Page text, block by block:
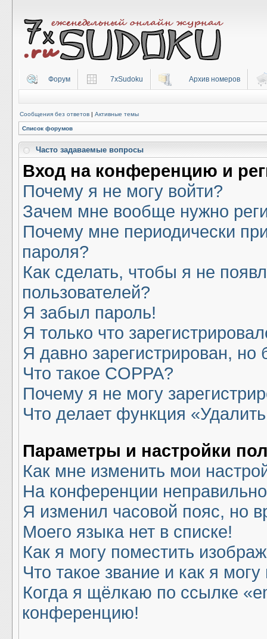
Форум 7xSudoku Архив номеров
Сообщения без ответов | Активные темы
Список форумов
Часто задаваемые вопросы
Вход на конференцию и
Почему я не могу войти?
Зачем мне вообще нужно
Почему мне периодически
пароля?
Как сделать, чтобы я не
пользователей?
Я забыл пароль!
Я только что
Я давно зарегистрирован,
Что такое COPPA?
Почему я не могу
Что делает функция
Параметры и настройки
Как мне изменить мои
На конференции
Я изменил часовой пояс, но
Моего языка нет в списке!
Как я могу поместить
Что такое звание и как я могу
Когда я щёлкаю по ссылке
конференцию!